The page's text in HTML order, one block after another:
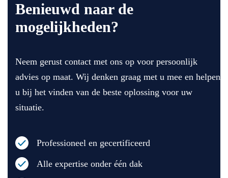
Benieuwd naar de
mogelijkheden?
Neem gerust contact met ons op voor persoonlijk
advies op maat. Wij denken graag met u mee en helpen
u bij het vinden van de beste oplossing voor uw
situatie.
Professioneel en gecertificeerd
Alle expertise onder één dak